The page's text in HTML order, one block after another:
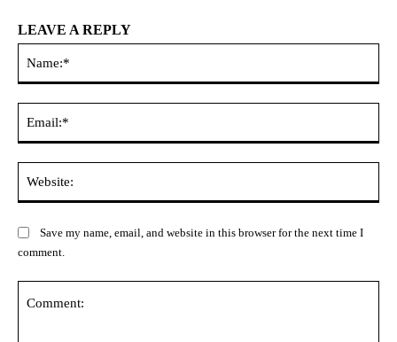
LEAVE A REPLY
Save my name, email, and website in this browser for the next time I
comment.